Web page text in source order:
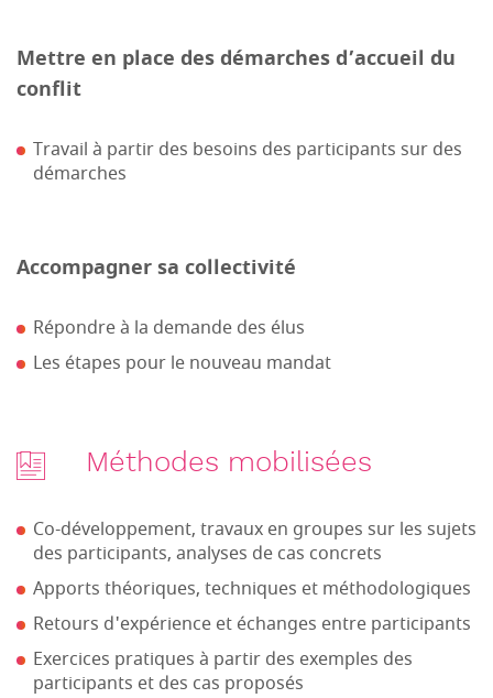
Mettre en place des démarches d’accueil du
conflit
Travail à partir des besoins des participants sur des
démarches
Accompagner sa collectivité
Répondre à la demande des élus
Les étapes pour le nouveau mandat
Méthodes mobilisées
Co-développement, travaux en groupes sur les sujets
des participants, analyses de cas concrets
Apports théoriques, techniques et méthodologiques
Retours d'expérience et échanges entre participants
Exercices pratiques à partir des exemples des
participants et des cas proposés